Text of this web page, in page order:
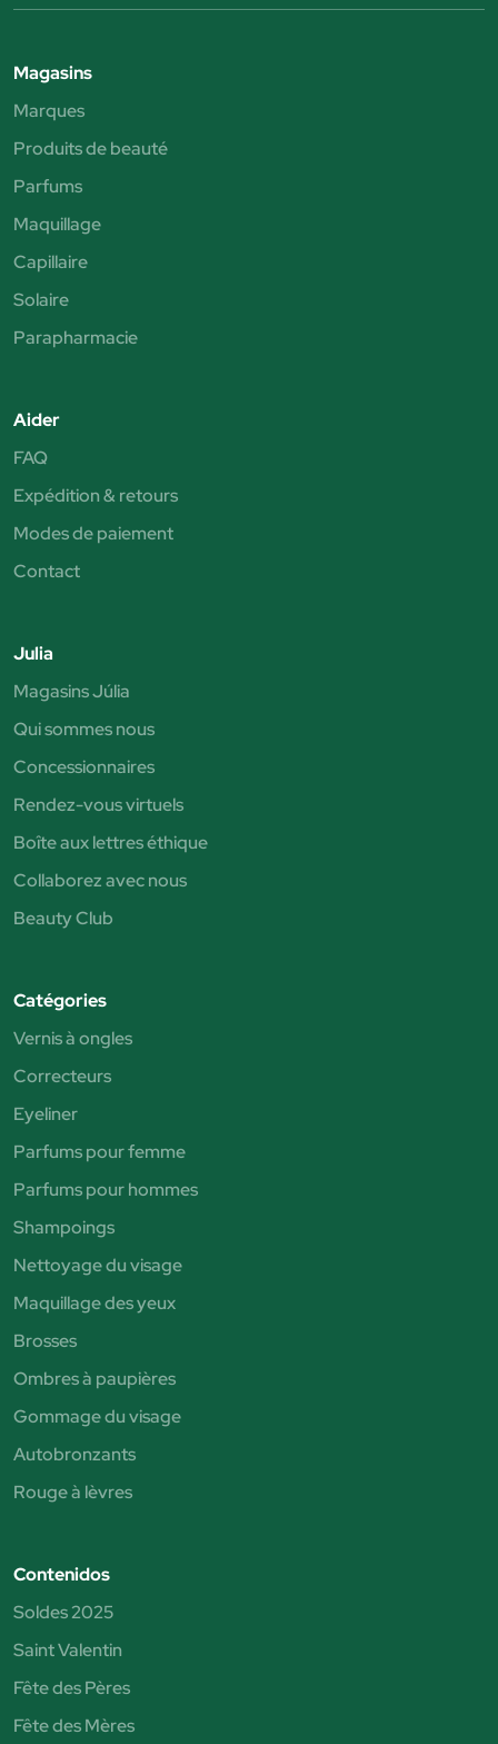
Magasins
Marques
Produits de beauté
Parfums
Maquillage
Capillaire
Solaire
Parapharmacie
Aider
FAQ
Expédition & retours
Modes de paiement
Contact
Julia
Magasins Júlia
Qui sommes nous
Concessionnaires
Rendez-vous virtuels
Boîte aux lettres éthique
Collaborez avec nous
Beauty Club
Catégories
Vernis à ongles
Correcteurs
Eyeliner
Parfums pour femme
Parfums pour hommes
Shampoings
Nettoyage du visage
Maquillage des yeux
Brosses
Ombres à paupières
Gommage du visage
Autobronzants
Rouge à lèvres
Contenidos
Soldes 2025
Saint Valentin
Fête des Pères
Fête des Mères